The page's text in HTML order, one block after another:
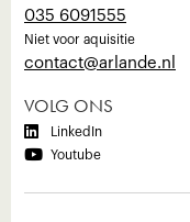
035 6091555
Niet voor aquisitie
‍contact@arlande.nl
VOLG ONS
 LinkedIn
 Youtube